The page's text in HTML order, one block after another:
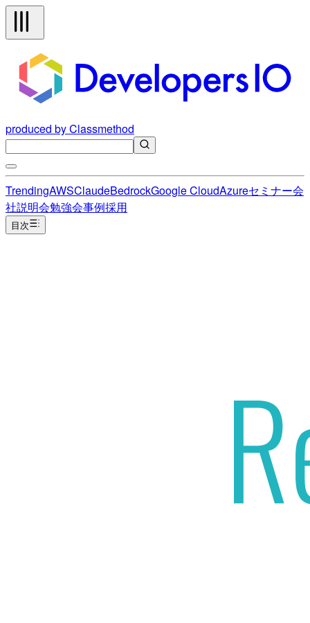
produced by Classmethod
TrendingAWSClaudeBedrockGoogle CloudAzureセミナー会
社説明会勉強会事例採用
目次